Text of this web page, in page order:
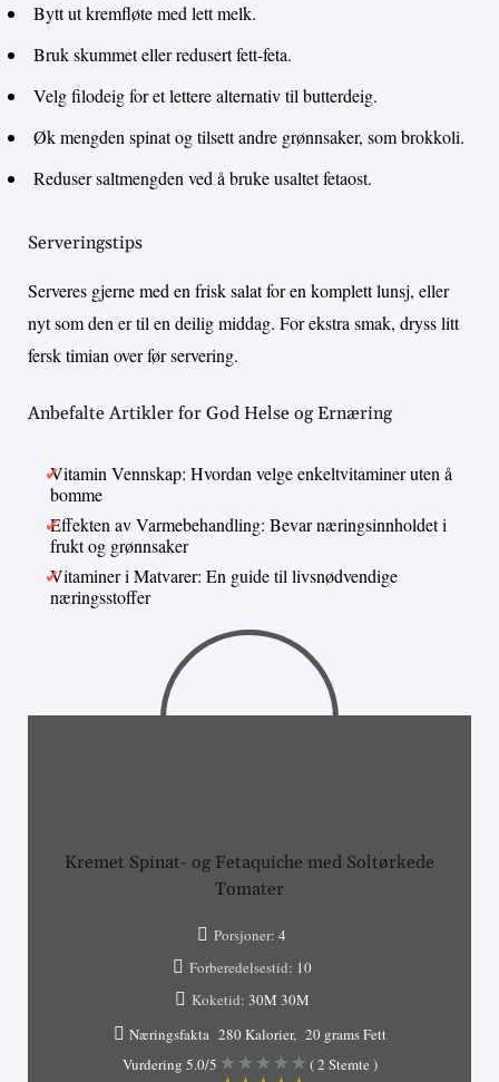
Bytt ut kremfløte med lett melk.
Bruk skummet eller redusert fett-feta.
Velg filodeig for et lettere alternativ til butterdeig.
Øk mengden spinat og tilsett andre grønnsaker, som brokkoli.
Reduser saltmengden ved å bruke usaltet fetaost.
Serveringstips
Serveres gjerne med en frisk salat for en komplett lunsj, eller
nyt som den er til en deilig middag. For ekstra smak, dryss litt
fersk timian over før servering.
Anbefalte Artikler for God Helse og Ernæring
Vitamin Vennskap: Hvordan velge enkeltvitaminer uten å
bomme
Effekten av Varmebehandling: Bevar næringsinnholdet i
frukt og grønnsaker
Vitaminer i Matvarer: En guide til livsnødvendige
næringsstoffer
Kremet Spinat- og Fetaquiche med Soltørkede
Tomater
Porsjoner: 4
Forberedelsestid: 10
Koketid: 30M 30M
Næringsfakta 280 Kalorier
20 grams Fett
Vurdering 5.0/5 (2 Stemte )